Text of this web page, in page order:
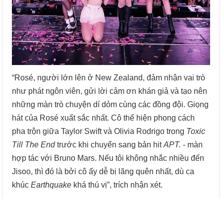
“Rosé, người lớn lên ở New Zealand, đảm nhận vai trò
như phát ngôn viên, gửi lời cảm ơn khán giả và tạo nên
những màn trò chuyện dí dỏm cùng các đồng đội. Giọng
hát của Rosé xuất sắc nhất. Cô thể hiện phong cách
pha trộn giữa Taylor Swift và Olivia Rodrigo trong Toxic
Till The Endtrước khi chuyển sang bản hitAPT. - màn
hợp tác với Bruno Mars. Nếu tôi không nhắc nhiều đến
Jisoo, thì đó là bởi cô ấy dễ bị lãng quên nhất, dù ca
khúcEarthquake khá thú vị”, trích nhận xét.